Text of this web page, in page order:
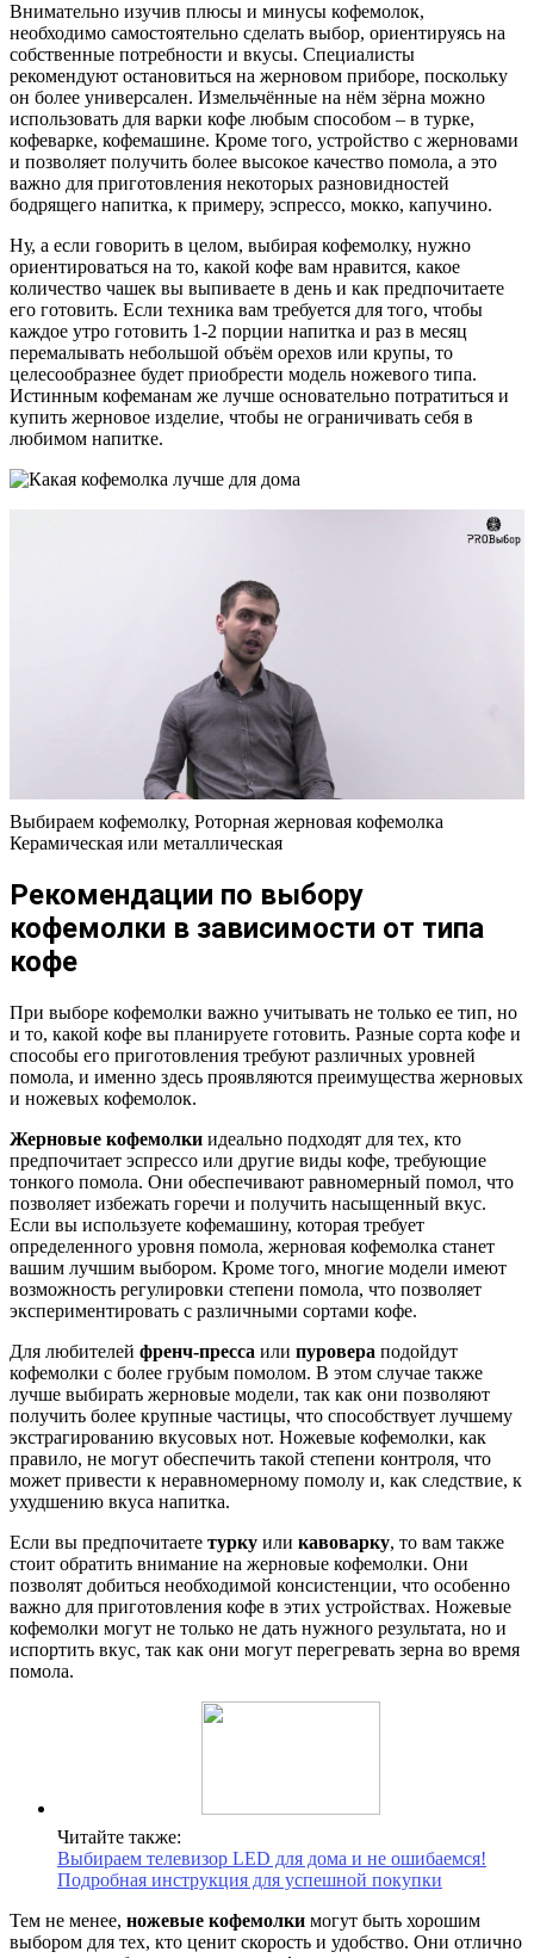
Внимательно изучив плюсы и минусы кофемолок,
необходимо самостоятельно сделать выбор, ориентируясь на
собственные потребности и вкусы. Специалисты
рекомендуют остановиться на жерновом приборе, поскольку
он более универсален. Измельчённые на нём зёрна можно
использовать для варки кофе любым способом – в турке,
кофеварке, кофемашине. Кроме того, устройство с жерновами
и позволяет получить более высокое качество помола, а это
важно для приготовления некоторых разновидностей
бодрящего напитка, к примеру, эспрессо, мокко, капучино.
Ну, а если говорить в целом, выбирая кофемолку, нужно
ориентироваться на то, какой кофе вам нравится, какое
количество чашек вы выпиваете в день и как предпочитаете
его готовить. Если техника вам требуется для того, чтобы
каждое утро готовить 1-2 порции напитка и раз в месяц
перемалывать небольшой объём орехов или крупы, то
целесообразнее будет приобрести модель ножевого типа.
Истинным кофеманам же лучше основательно потратиться и
купить жерновое изделие, чтобы не ограничивать себя в
любимом напитке.
Выбираем кофемолку, Роторная жерновая кофемолка
Керамическая или металлическая
Рекомендации по выбору
кофемолки в зависимости от типа
кофе
При выборе кофемолки важно учитывать не только ее тип, но
и то, какой кофе вы планируете готовить. Разные сорта кофе и
способы его приготовления требуют различных уровней
помола, и именно здесь проявляются преимущества жерновых
и ножевых кофемолок.
Жерновые кофемолки идеально подходят для тех, кто
предпочитает эспрессо или другие виды кофе, требующие
тонкого помола. Они обеспечивают равномерный помол, что
позволяет избежать горечи и получить насыщенный вкус.
Если вы используете кофемашину, которая требует
определенного уровня помола, жерновая кофемолка станет
вашим лучшим выбором. Кроме того, многие модели имеют
возможность регулировки степени помола, что позволяет
экспериментировать с различными сортами кофе.
Для любителей френч-пресса или пуровера подойдут
кофемолки с более грубым помолом. В этом случае также
лучше выбирать жерновые модели, так как они позволяют
получить более крупные частицы, что способствует лучшему
экстрагированию вкусовых нот. Ножевые кофемолки, как
правило, не могут обеспечить такой степени контроля, что
может привести к неравномерному помолу и, как следствие, к
ухудшению вкуса напитка.
Если вы предпочитаете турку или кавоварку, то вам также
стоит обратить внимание на жерновые кофемолки. Они
позволят добиться необходимой консистенции, что особенно
важно для приготовления кофе в этих устройствах. Ножевые
кофемолки могут не только не дать нужного результата, но и
испортить вкус, так как они могут перегревать зерна во время
помола.
Читайте также:
Выбираем телевизор LED для дома и не ошибаемся!
Подробная инструкция для успешной покупки
Тем не менее, ножевые кофемолки могут быть хорошим
выбором для тех, кто ценит скорость и удобство. Они отлично